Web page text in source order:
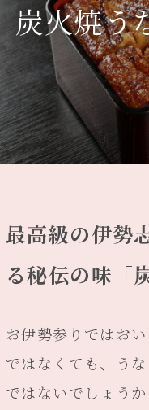
炭火焼う
最高級の伊勢
る秘伝の味「
お伊勢参りではお
ではなくても、う
ではないでしょうか